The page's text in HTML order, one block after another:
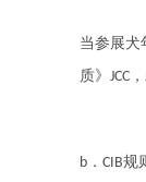
当参展犬
质》 JCC
b ． CIB规